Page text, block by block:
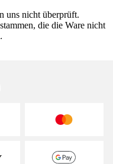
uns nicht überprüft.
die die Ware nicht